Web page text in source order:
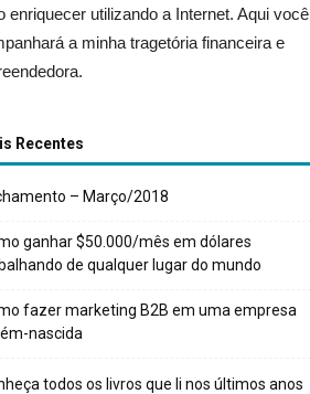
enriquecer utilizando a Internet. Aqui você
a minha tragetória financeira e
Recentes
– Março/2018
ganhar $50.000/mês em dólares
de qualquer lugar do mundo
fazer marketing B2B em uma empresa
nascida
todos os livros que li nos últimos anos